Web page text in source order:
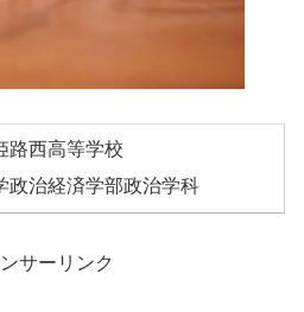
路西高等学校
政治経済学部政治学科
サーリンク